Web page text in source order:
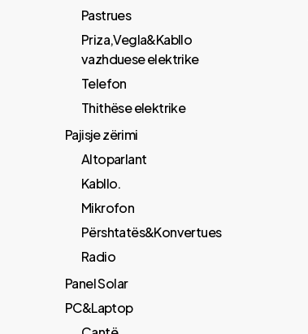
Pastrues
Priza,Vegla&Kabllo
vazhduese elektrike
Telefon
Thithëse elektrike
Pajisje zërimi
Altoparlant
Kabllo.
Mikrofon
Përshtatës&Konvertues
Radio
Panel Solar
PC&Laptop